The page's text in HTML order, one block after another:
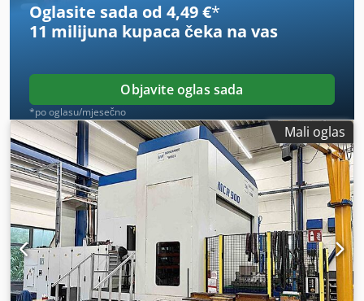
Oglasite sada od 4,49 €*
11 milijuna kupaca čeka na vas
Objavite oglas sada
*po oglasu/mjesečno
Mali oglas